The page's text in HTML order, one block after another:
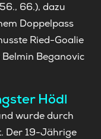
66.), dazu
Doppelpass
Ried-Goalie
Beganovic
Hödl
wurde durch
Der 19-Jährige